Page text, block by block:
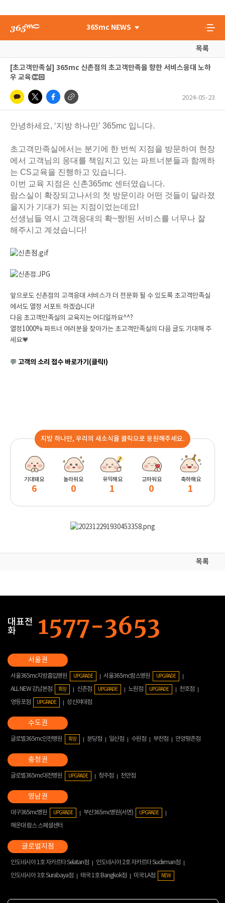
365mc NEWS
목록
[초고객만족실] 365mc 신촌점의 초고객만족을 향한 서비스응대 노하
우 교육👏🏻
2024-05-23
안녕하세요, ‘지방 하나만’ 365mc 입니다.
초고객만족실에서는 분기에 한 번씩 지점을 방문하여 현장
에서 고객님의 응대를 책임지고 있는 파트너분들과 함께하
는 CS교육을 진행하고 있습니다.
이번 교육 지점은 신촌365mc 센터였습니다.
람스실이 확장되고나서의 첫 방문이라 어떤 것들이 달라졌
을지가 기대가 되는 지점이었는데요!
선생님들 역시 고객응대의 확~짱!된 서비스를 너무나 잘
해주시고 계셨습니다!
앞으로도 신촌점의 고객응대 서비스가 더 전문화 될 수 있도록 초고객만족실
에서도 열정 서포트 하겠습니다!
다음 초고객만족실의 교육지는 어디일까요^^?
열정1000% 파트너 여러분을 찾아가는 초고객만족실의 다음 글도 기대해 주
세요💗
💬 고객의 소리 접수 바로가기(클릭!)
지방 하나만, 우리의 새소식을 클릭으로 응원해주세요.
기대돼요
6
놀라워요
0
유익해요
1
고마워요
0
축하해요
1
목록
대표전
화
서울365mc지방흡입병원 UPGRADE 서울365mc람스병원 UPGRADE
ALL NEW 강남본점 확장 신촌점 UPGRADE 노원점 UPGRADE
천호점
영등포점
UPGRADE 성신여대점
글로벌365mc인천병원 확장 분당점 일산점 수원점 부천점 안양평촌점
글로벌365mc대전병원 UPGRADE 청주점 천안점
대구365mc병원 UPGRADE 부산365mc병원(서면) UPGRADE
해운대 람스 스페셜센터
인도네시아 1호 자카르타 Selatan점
인도네시아 2호 자카르타 Sudirman점
인도네시아 3호 Surabaya점
태국 1호 Bangkok점 미국 LA점 NEW